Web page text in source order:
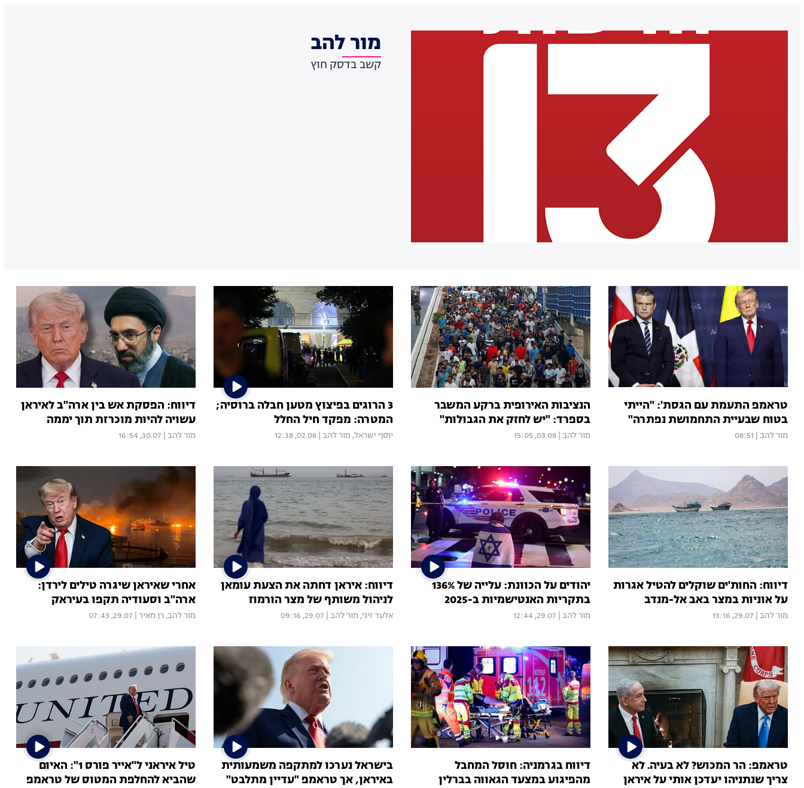
מור להב
קשב בדסק חוץ
טראמפ התעמת עם הגסת': "הייתי
בטוח שבעיית התחמושת נפתרה"
מור להב 08:51
הנציבות האירופית ברקע המשבר
בספרד: "יש לחזק את הגבולות"
מור להב 03.08, 15:05
3 הרוגים בפיצוץ מטען חבלה ברוסיה;
המטרה: מפקד חיל החלל
יוסף ישראל, מור להב 02.08, 12:38
דיווח: הפסקת אש בין ארה"ב לאיראן
עשויה להיות מוכרזת תוך יממה
מור להב 30.07, 16:54
דיווח: החות'ים שוקלים להטיל אגרות
על אוניות במצר באב אל-מנדב
מור להב 29.07, 13:16
יהודים על הכוונת: עלייה של 136%
בתקריות האנטישמיות ב-2025
מור להב 29.07, 12:44
דיווח: איראן דחתה את הצעת עומאן
לניהול משותף של מצר הורמוז
אלעד זיני, מור להב 29.07, 09:16
אחרי שאיראן שיגרה טילים לירדן:
ארה"ב וסעודיה תקפו בעיראק
מור להב, רן מאיר 29.07, 07:43
טראמפ: הר המכוש? לא בעיה. לא
צריך שנתניהו יעדכן אותי על איראן
דיווח בגרמניה: חוסל המחבל
מהפיגוע במצעד הגאווה בברלין
בישראל נערכו למתקפה משמעותית
באיראן, אך טראמפ "עדיין מתלבט"
טיל איראני ל"אייר פורס 1": האיום
שהביא להחלפת המטוס של טראמפ